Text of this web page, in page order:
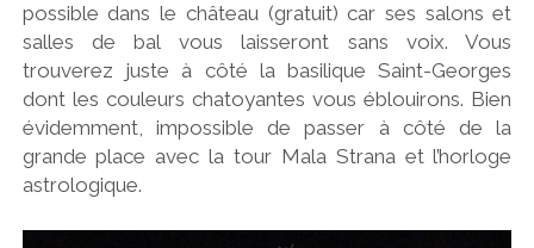
possible dans le château (gratuit) car ses salons et
salles de bal vous laisseront sans voix. Vous
trouverez juste à côté la basilique Saint-Georges
dont les couleurs chatoyantes vous éblouirons. Bien
évidemment, impossible de passer à côté de la
grande place avec la tour Mala Strana et l’horloge
astrologique.